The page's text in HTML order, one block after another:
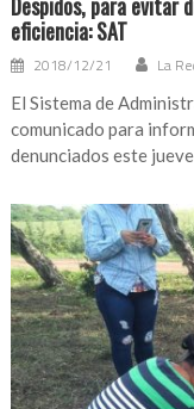
eficiencia: SAT
2018/12/21 La
El Sistema de
comunicado para
denunciados este